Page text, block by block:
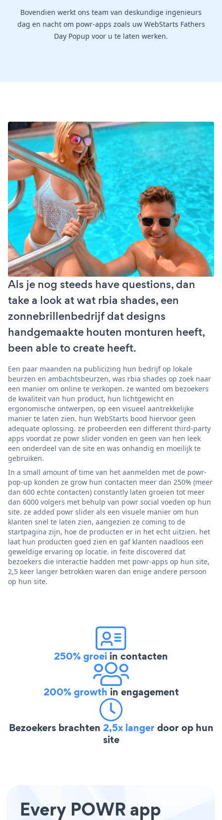
Bovendien werkt ons team van deskundige ingenieurs
dag en nacht om powr-apps zoals uw WebStarts Fathers
Day Popup voor u te laten werken.
Als je nog steeds have questions, dan
take a look at wat rbia shades, een
zonnebrillenbedrijf dat designs
handgemaakte houten monturen heeft,
been able to create heeft.
Een paar maanden na publicizing hun bedrijf op lokale
beurzen en ambachtsbeurzen, was rbia shades op zoek naar
een manier om online te verkopen. ze wanted om bezoekers
de kwaliteit van hun product, hun lichtgewicht en
ergonomische ontwerpen, op een visueel aantrekkelijke
manier te laten zien. hun WebStarts bood hiervoor geen
adequate oplossing. ze probeerden een different third-party
apps voordat ze powr slider vonden en geen van hen leek
een onderdeel van de site en was onhandig en moeilijk te
gebruiken.
In a small amount of time van het aanmelden met de powr-
pop-up konden ze grow hun contacten meer dan 250% (meer
dan 600 echte contacten) constantly laten groeien tot meer
dan 6000 volgers met behulp van powr social voeden op hun
site. ze added powr slider als een visuele manier om hun
klanten snel te laten zien, aangezien ze coming to de
startpagina zijn, hoe de producten er in het echt uitzien. het
laat hun producten goed zien en gaf klanten naadloos een
geweldige ervaring op locatie. in feite discovered dat
bezoekers die interactie hadden met powr-apps op hun site,
2,5 keer langer betrokken waren dan enige andere persoon
op hun site.
250% groei in contacten
200% growth in engagement
Bezoekers brachten 2,5x langerdoor op hun
site
Every POWR app